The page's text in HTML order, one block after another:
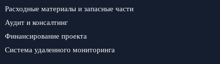
Расходные материалы и запасные части
Аудит и консалтинг
Финансирование проекта
Система удаленного мониторинга